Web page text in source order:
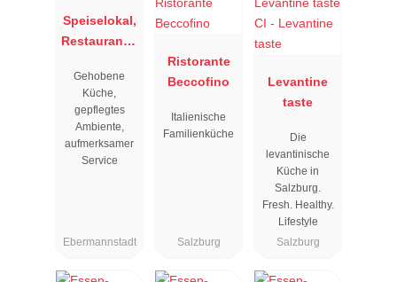
Speiselokal,
Restaurant "
"
Gehobene
Küche,
gepflegtes
Ambiente,
aufmerksamer
Service
Ebermannstadt
Ristorante
Beccofino
Italienische
Familienküche
Salzburg
Levantine
taste
Die
levantinische
Küche in
Salzburg.
Fresh. Healthy.
Lifestyle
Salzburg